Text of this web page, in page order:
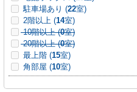
駐車場あり (22室)
2階以上 (14室)
10階以上 (0室)
20階以上 (0室)
最上階 (15室)
角部屋 (10室)